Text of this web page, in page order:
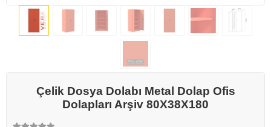
Çelik Dosya Dolabı Metal Dolap Ofis
Dolapları Arşiv 80X38X180